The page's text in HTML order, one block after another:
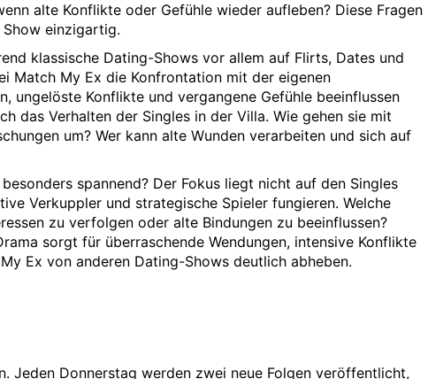
alte Konflikte oder Gefühle wieder aufleben? Diese Fragen
einzigartig.
klassische Dating-Shows vor allem auf Flirts, Dates und
Match My Ex die Konfrontation mit der eigenen
ungelöste Konflikte und vergangene Gefühle beeinflussen
das Verhalten der Singles in der Villa. Wie gehen sie mit
um? Wer kann alte Wunden verarbeiten und sich auf
spannend? Der Fokus liegt nicht auf den Singles
Verkuppler und strategische Spieler fungieren. Welche
zu verfolgen oder alte Bindungen zu beeinflussen?
sorgt für überraschende Wendungen, intensive Konflikte
Ex von anderen Dating-Shows deutlich abheben.
Jeden Donnerstag werden zwei neue Folgen veröffentlicht,